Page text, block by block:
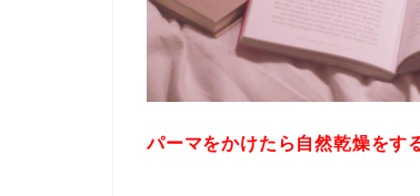
パーマをかけたら自然乾燥をす